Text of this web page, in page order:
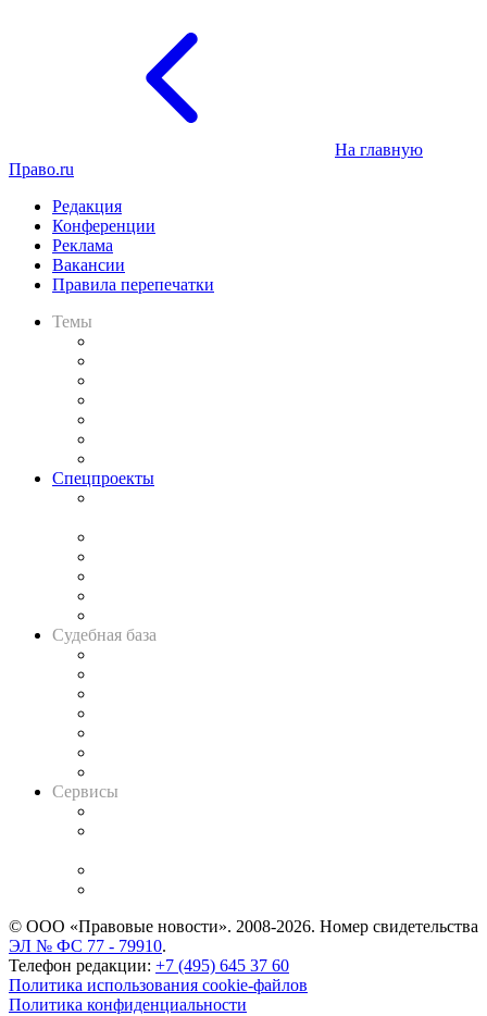
На главную
Право.ru
Редакция
Конференции
Реклама
Вакансии
Правила перепечатки
Темы
Спецпроекты
Судебная база
Сервисы
© ООО «Правовые новости». 2008-2026. Номер свидетельства
ЭЛ № ФС 77 - 79910.
Телефон редакции: +7 (495) 645 37 60
Политика использования cookie-файлов
Политика конфиденциальности